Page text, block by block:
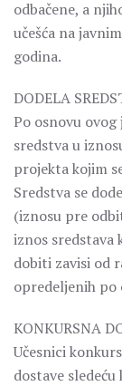
odbačene, a
učešća na
godina.
DODELA
Po osnovu
sredstva u
projekta kojim
Sredstva se
(iznosu pre
iznos sredstava
dobiti zavisi od
opredeljenih po
KONKURSNA
Učesnici
dostave